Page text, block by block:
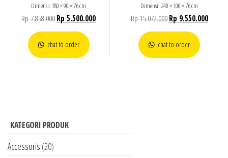
Dimensi: 180 × 90 × 76 cm
Rp7.858.000Rp 5.500.000
chat to order
Dimensi: 240 × 100 × 76 cm
Rp15.072.000 Rp 9.550.000
chat to order
KATEGORI PRODUK
Accessoris (20)